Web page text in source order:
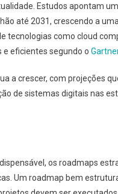
Estudos apontam
até 2031, crescendo a
tecnologias como cloud
e eficientes segundo o
a crescer, com projeções
de sistemas digitais nas
os roadmaps
Um roadmap bem